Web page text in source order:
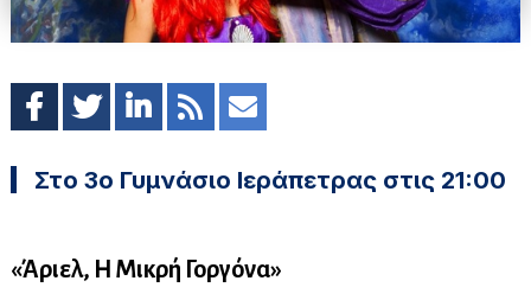
Στο 3ο Γυμνάσιο Ιεράπετρας στις 21:00
«Άριελ, Η Μικρή Γοργόνα»